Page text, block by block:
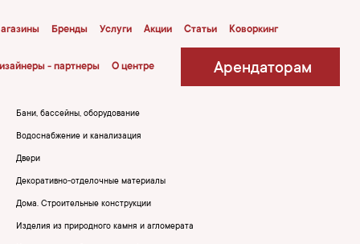
Бренды Услуги Акции Статьи Коворкинг
- партнеры О центре Арендаторам
Бани, бассейны, оборудование
Водоснабжение и канализация
Двери
Декоративно-отделочные материалы
Дома. Строительные конструкции
Изделия из природного камня и агломерата